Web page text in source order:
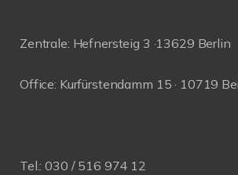
Zentrale: Hefnersteig 3 ·13629 Berlin
Office: Kurfürstendamm 15 · 10719
Tel.:030 / 516 974 12